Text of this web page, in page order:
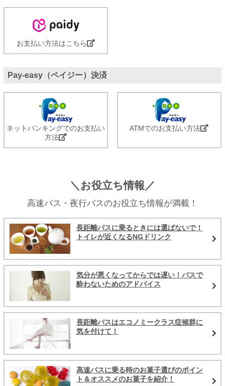
お支払い方法はこちら
Pay-easy（ペイジー）決済
ネットバンキングでのお支払い
方法
ATMでのお支払い方法
＼お役立ち情報／
高速バス・夜行バスのお役立ち情報が満載！
長距離バスに乗るときには選ばないで！
トイレが近くなるNGドリンク
気分が悪くなってからでは遅い！バスで
酔わないためのアドバイス
長距離バスはエコノミークラス症候群に
気を付けて！
高速バスに乗る時のお菓子選びのポイン
ト＆オススメのお菓子を紹介！